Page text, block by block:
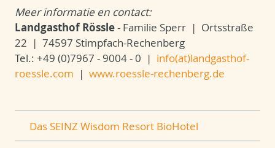
Meer informatie en contact:
Landgasthof Rössle- Familie Sperr | Ortsstraße
22 | 74597 Stimpfach-Rechenberg
Tel.: +49 (0)7967 - 9004 - 0 | info(at)landgasthof-
roessle.com | www.roessle-rechenberg.de
Das SEINZ Wisdom Resort BioHotel